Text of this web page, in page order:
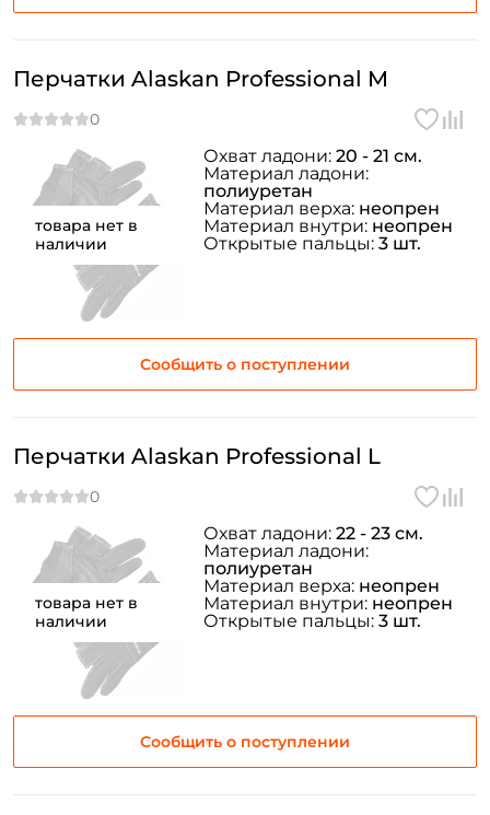
товара нет в
наличии
Перчатки Alaskan Professional M
Сообщить о поступлении
Охват ладони: 20 - 21 см.
Материал ладони:
полиуретан
Материал верха: неопрен
Материал внутри: неопрен
Открытые пальцы: 3 шт.
товара нет в
наличии
Перчатки Alaskan Professional L
Сообщить о поступлении
Охват ладони: 22 - 23 см.
Материал ладони:
полиуретан
Материал верха: неопрен
Материал внутри: неопрен
Открытые пальцы: 3 шт.